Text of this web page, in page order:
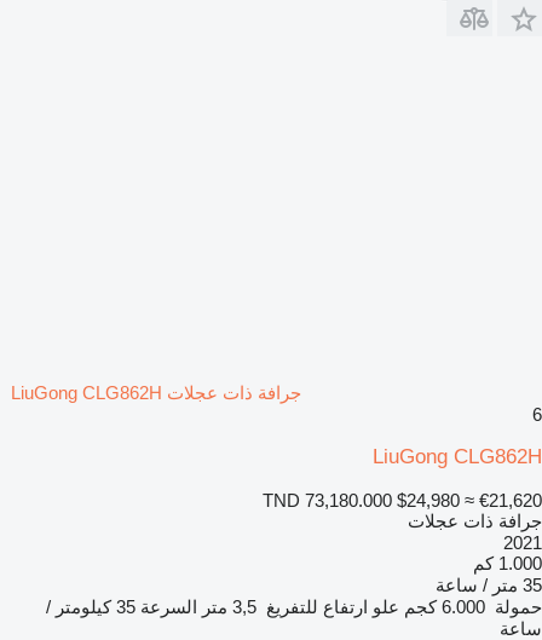
جرافة ذات عجلات LiuGong CLG862H
6
LiuGong CLG862H
TND 73,180.000 $24,980 ≈ €21,620
جرافة ذات عجلات
2021
1.000 كم
35 متر / ساعة
حمولة 6.000 كجم علو ارتفاع للتفريغ 3,5 متر السرعة
35 كيلومتر /
ساعة